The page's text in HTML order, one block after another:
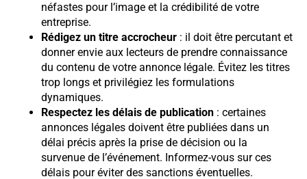
néfastes pour l’image et la crédibilité de votre
entreprise.
Rédigez un titre accrocheur : il doit être percutant et
donner envie aux lecteurs de prendre connaissance
du contenu de votre annonce légale. Évitez les titres
trop longs et privilégiez les formulations
dynamiques.
Respectez les délais de publication : certaines
annonces légales doivent être publiées dans un
délai précis après la prise de décision ou la
survenue de l’événement. Informez-vous sur ces
délais pour éviter des sanctions éventuelles.